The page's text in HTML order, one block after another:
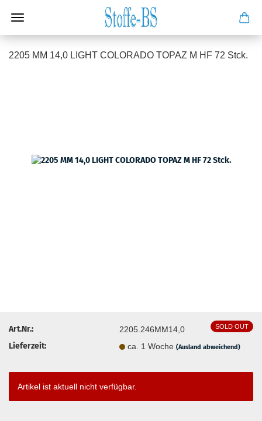
2205 MM 14,0 LIGHT COLORADO TOPAZ M HF 72 Stck.
SOLD OUT
Art.Nr.: 2205.246MM14,0
Lieferzeit: ca. 1 Woche(Ausland abweichend)
Artikel ist aktuell nicht verfügbar.